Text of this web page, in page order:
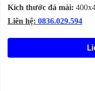
Kích thước đá mài:
Liên hệ: 0836.029.594